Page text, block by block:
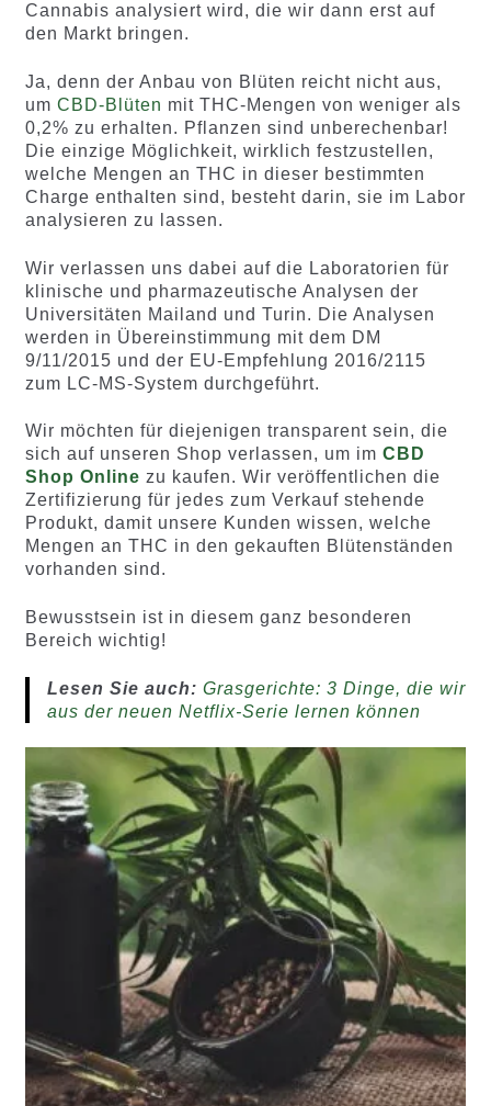
Cannabis analysiert wird, die wir dann erst auf
den Markt bringen.
Ja, denn der Anbau von Blüten reicht nicht aus,
um CBD-Blüten mit THC-Mengen von weniger als
0,2% zu erhalten. Pflanzen sind unberechenbar!
Die einzige Möglichkeit, wirklich festzustellen,
welche Mengen an THC in dieser bestimmten
Charge enthalten sind, besteht darin, sie im Labor
analysieren zu lassen.
Wir verlassen uns dabei auf die Laboratorien für
klinische und pharmazeutische Analysen der
Universitäten Mailand und Turin. Die Analysen
werden in Übereinstimmung mit dem DM
9/11/2015 und der EU-Empfehlung 2016/2115
zum LC-MS-System durchgeführt.
Wir möchten für diejenigen transparent sein, die
sich auf unseren Shop verlassen, um im CBD
Shop Online zu kaufen. Wir veröffentlichen die
Zertifizierung für jedes zum Verkauf stehende
Produkt, damit unsere Kunden wissen, welche
Mengen an THC in den gekauften Blütenständen
vorhanden sind.
Bewusstsein ist in diesem ganz besonderen
Bereich wichtig!
Lesen Sie auch: Grasgerichte: 3 Dinge, die wir
aus der neuen Netflix-Serie lernen können